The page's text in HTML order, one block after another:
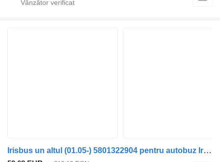
Irisbus un altul (01.05-) 5801322904 pentru autobuz Irisbus Access, Evadys, Axer, Karosa, Recreo, Domino, Agora, Citelis, Eurorider (1999-)